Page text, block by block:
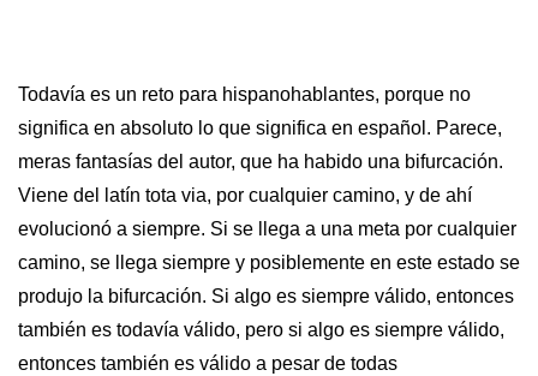
Todavía es un reto para hispanohablantes, porque no
significa en absoluto lo que significa en español. Parece,
meras fantasías del autor, que ha habido una bifurcación.
Viene del latín tota via, por cualquier camino, y de ahí
evolucionó a siempre. Si se llega a una meta por cualquier
camino, se llega siempre y posiblemente en este estado se
produjo la bifurcación. Si algo es siempre válido, entonces
también es todavía válido, pero si algo es siempre válido,
entonces también es válido a pesar de todas